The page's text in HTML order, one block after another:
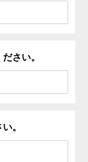
さい。
。